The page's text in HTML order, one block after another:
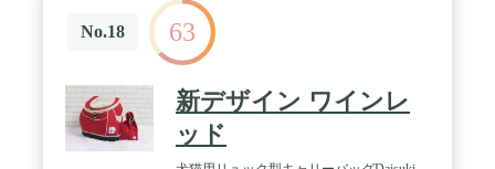
No.18 63
新デザイン ワインレ
ッド